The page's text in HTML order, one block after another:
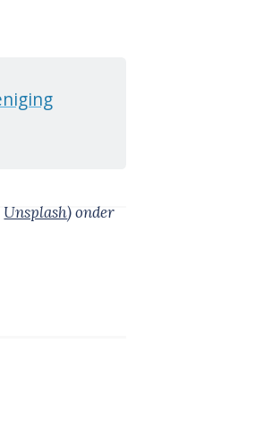
Unsplash)onder